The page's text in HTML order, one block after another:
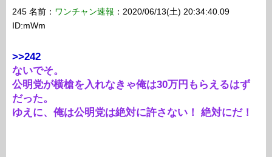
245 名前： ワンチャン速報 ：2020/06/13(土) 20:34:40.09
ID:mWm
>>242
ないでそ。
公明党が横槍を入れなきゃ俺は30万円もらえるはず
だった。
ゆえに、俺は公明党は絶対に許さない！ 絶対にだ！